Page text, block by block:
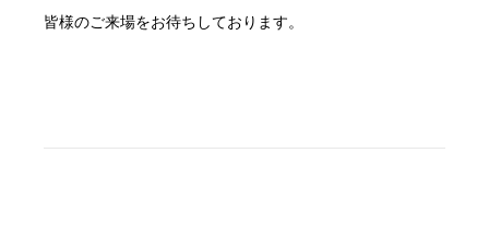
皆様のご来場をお待ちしております。